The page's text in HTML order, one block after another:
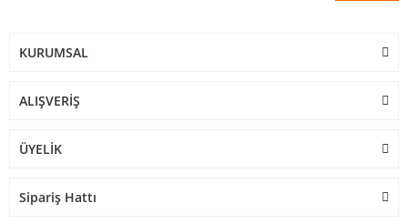
KURUMSAL
ALIŞVERİŞ
ÜYELİK
Sipariş Hattı